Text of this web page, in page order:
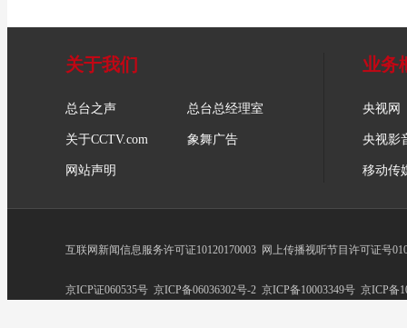
关于我们
总台之声 总台总经理室
关于CCTV.com 象舞广告
网站声明
业务
央视网
央视影
移动传
互联网新闻信息服务许可证10120170003 网上传播视听节目许可证号
京ICP证060535号 京ICP备06036302号-2 京ICP备10003349号 京ICP备